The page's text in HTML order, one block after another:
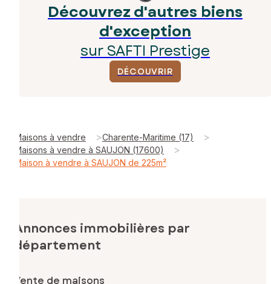
Découvrez d'autres biens
d'exception
sur SAFTI Prestige
DÉCOUVRIR
Maisons à vendre >Charente-Maritime (17) >
Maisons à vendre à SAUJON (17600) >
Maison à vendre à SAUJON de 225m²
Annonces immobilières par
département
Vente de maisons